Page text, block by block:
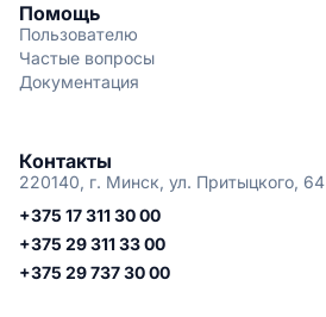
Помощь
Пользователю
Частые вопросы
Документация
Контакты
220140, г. Минск, ул. Притыцкого, 64
+375 17 311 30 00
+375 29 311 33 00
+375 29 737 30 00